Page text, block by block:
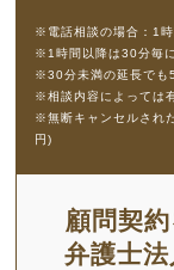
※電話相談の場合：1
※1時間以降は30分毎
※30分未満の延長でも
※相談内容によっては
※無断キャンセルされ
円)
顧問契
弁護士